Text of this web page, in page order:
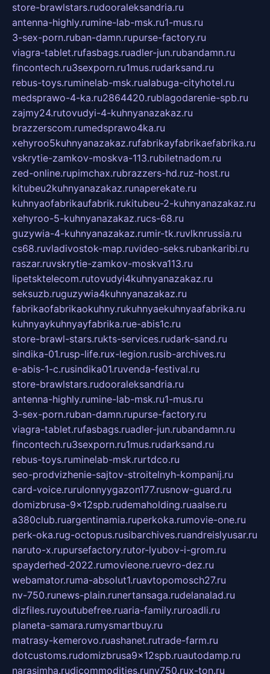
store-brawlstars.rudooraleksandria.ru
antenna-highly.rumine-lab-msk.ru1-mus.ru
3-sex-porn.ruban-damn.rupurse-factory.ru
viagra-tablet.rufasbags.ruadler-jun.rubandamn.ru
fincontech.ru3sexporn.ru1mus.rudarksand.ru
rebus-toys.ruminelab-msk.rualabuga-cityhotel.ru
medsprawo-4-ka.ru2864420.rublagodarenie-spb.ru
zajmy24.rutovudyi-4-kuhnyanazakaz.ru
brazzerscom.rumedsprawo4ka.ru
xehyroo5kuhnyanazakaz.rufabrikayfabrikaefabrika.ru
vskrytie-zamkov-moskva-113.rubiletnadom.ru
zed-online.rupimchax.rubrazzers-hd.ruz-host.ru
kitubeu2kuhnyanazakaz.runaperekate.ru
kuhnyaofabrikaufabrik.rukitubeu-2-kuhnyanazakaz.ru
xehyroo-5-kuhnyanazakaz.rucs-68.ru
guzywia-4-kuhnyanazakaz.rumir-tk.ruvlknrussia.ru
cs68.ruvladivostok-map.ruvideo-seks.rubankaribi.ru
raszar.ruvskrytie-zamkov-moskva113.ru
lipetsktelecom.rutovudyi4kuhnyanazakaz.ru
seksuzb.ruguzywia4kuhnyanazakaz.ru
fabrikaofabrikaokuhny.rukuhnyaekuhnyaafabrika.ru
kuhnyaykuhnyayfabrika.rue-abis1c.ru
store-brawl-stars.rukts-services.rudark-sand.ru
sindika-01.rusp-life.rux-legion.rusib-archives.ru
e-abis-1-c.rusindika01.ruvenda-festival.ru
store-brawlstars.rudooraleksandria.ru
antenna-highly.rumine-lab-msk.ru1-mus.ru
3-sex-porn.ruban-damn.rupurse-factory.ru
viagra-tablet.rufasbags.ruadler-jun.rubandamn.ru
fincontech.ru3sexporn.ru1mus.rudarksand.ru
rebus-toys.ruminelab-msk.rurtdco.ru
seo-prodvizhenie-sajtov-stroitelnyh-kompanij.ru
card-voice.rurulonnyygazon177.rusnow-guard.ru
domizbrusa-9x12spb.rudemaholding.ruaalse.ru
a380club.ruargentinamia.ruperkoka.rumovie-one.ru
perk-oka.rug-octopus.rusibarchives.ruandreislyusar.ru
naruto-x.rupursefactory.rutor-lyubov-i-grom.ru
spayderhed-2022.rumovieone.ruevro-dez.ru
webamator.ruma-absolut1.ruavtopomosch27.ru
nv-750.runews-plain.runertansaga.rudelanalad.ru
dizfiles.ruyoutubefree.ruaria-family.ruroadli.ru
planeta-samara.rumysmartbuy.ru
matrasy-kemerovo.ruashanet.rutrade-farm.ru
dotcustoms.rudomizbrusa9x12spb.ruautodamp.ru
narasimha.rudjcommodities.runv750.rux-ton.ru